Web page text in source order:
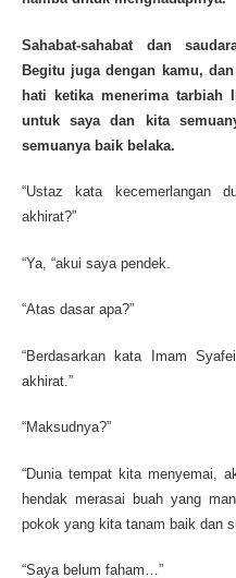
Sahabat-sahabat dan
Begitu juga dengan kamu,
hati ketika menerima
untuk saya dan kita
semuanya baik belaka.
“Ustaz kata kecemerlangan
akhirat?”
“Ya, “akui saya pendek.
“Atas dasar apa?”
“Berdasarkan kata Imam
akhirat.”
“Maksudnya?”
“Dunia tempat kita menyemai,
hendak merasai buah yang
pokok yang kita tanam baik dan
“Saya belum faham…”